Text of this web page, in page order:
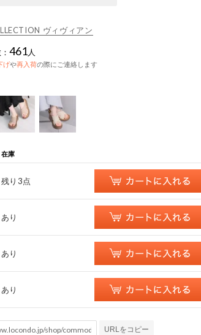
ヴィヴィアン
461人
げや再入荷の際にご連絡します
在庫
残り3点
あり
あり
あり
URLをコピー